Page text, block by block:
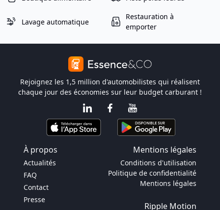
Lavage automatique
Restauration à
emporter
Rejoignez les 1,5 million d'automobilistes qui réalisent
chaque jour des économies sur leur budget carburant !
À propos Mentions légales
Actualités
FAQ
Contact
Presse
Conditions d'utilisation
Politique de confidentialité
Mentions légales
Ripple Motion